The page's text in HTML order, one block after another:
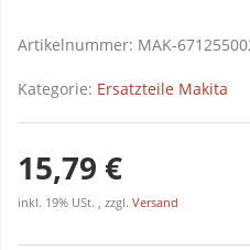
Artikelnummer: MAK-
Kategorie: Ersatzteile Makita
15,79 €
inkl. 19% USt. , zzgl. Versand